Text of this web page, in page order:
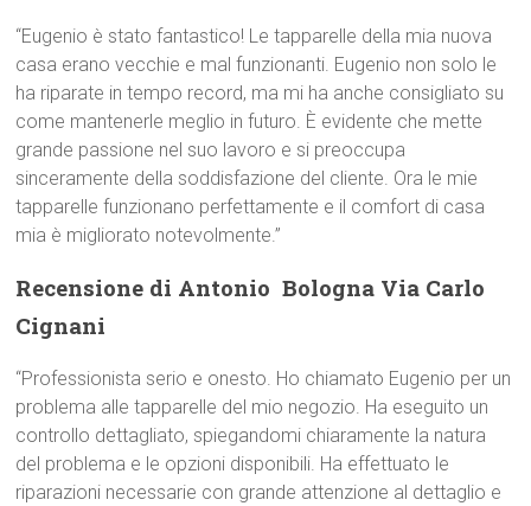
“Eugenio è stato fantastico! Le tapparelle della mia nuova
casa erano vecchie e mal funzionanti. Eugenio non solo le
ha riparate in tempo record, ma mi ha anche consigliato su
come mantenerle meglio in futuro. È evidente che mette
grande passione nel suo lavoro e si preoccupa
sinceramente della soddisfazione del cliente. Ora le mie
tapparelle funzionano perfettamente e il comfort di casa
mia è migliorato notevolmente.”
Recensione di Antonio  Bologna Via Carlo
Cignani
“Professionista serio e onesto. Ho chiamato Eugenio per un
problema alle tapparelle del mio negozio. Ha eseguito un
controllo dettagliato, spiegandomi chiaramente la natura
del problema e le opzioni disponibili. Ha effettuato le
riparazioni necessarie con grande attenzione al dettaglio e